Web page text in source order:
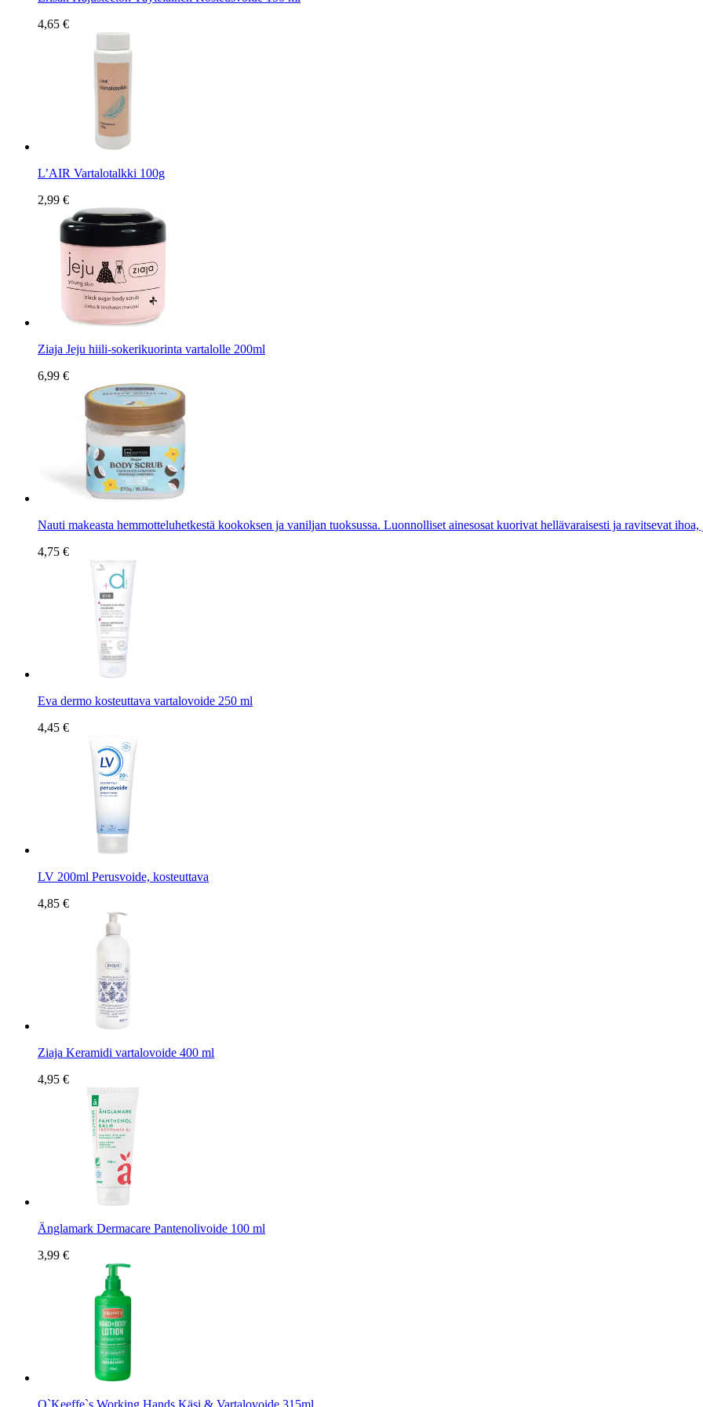
4,65 €
L’AIR Vartalotalkki 100g
2,99 €
Ziaja Jeju hiili-sokerikuorinta vartalolle 200ml
6,99 €
Nauti makeasta hemmotteluhetkestä kookoksen ja vaniljan tuoksussa. Luonnolliset ainesosat kuorivat hellävaraisesti ja ravitsevat
4,75 €
Eva dermo kosteuttava vartalovoide 250 ml
4,45 €
LV 200ml Perusvoide, kosteuttava
4,85 €
Ziaja Keramidi vartalovoide 400 ml
4,95 €
Änglamark Dermacare Pantenolivoide 100 ml
3,99 €